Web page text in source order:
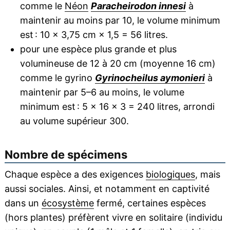
comme le Néon Paracheirodon innesià
maintenir au moins par 10, le volume minimum
est : 10 × 3,75 cm × 1,5 = 56 litres.
pour une espèce plus grande et plus
volumineuse de 12 à 20 cm (moyenne 16 cm)
comme le gyrino Gyrinocheilus aymonierià
maintenir par 5–6 au moins, le volume
minimum est : 5 × 16 × 3 = 240 litres, arrondi
au volume supérieur 300.
Nombre de spécimens
Chaque espèce a des exigences biologiques, mais
aussi sociales. Ainsi, et notamment en captivité
dans un écosystèmefermé, certaines espèces
(hors plantes) préfèrent vivre en solitaire (individu